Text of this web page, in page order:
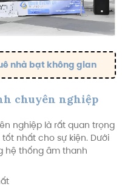
nhà bạt không gian
chuyên nghiệp
nghiệp là rất quan trọng
nhất cho sự kiện. Dưới
hệ thống âm thanh